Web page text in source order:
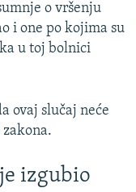
o vršenju
i one po kojima su
u toj bolnici
ovaj slučaj neće
izgubio